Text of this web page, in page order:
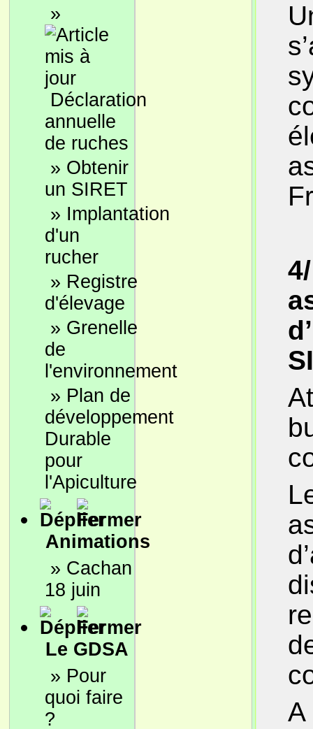
»
Déclaration
annuelle
de ruches
» Obtenir
un SIRET
» Implantation
d'un
rucher
» Registre
d'élevage
» Grenelle
de
l'environnement
» Plan de
développement
Durable
pour
l'Apiculture
Animations
» Cachan
18 juin
Le GDSA
» Pour
quoi faire
?
A